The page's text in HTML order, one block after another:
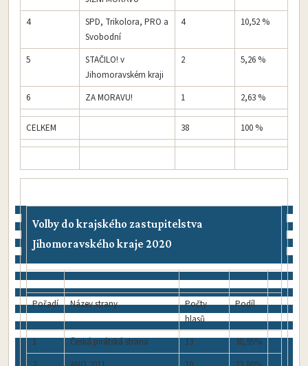
4
SPD, Trikolora, PRO a
Svobodní​
4 10,52 %
5
STAČILO! v
Jihomoravském kraji​
2 5,26 %
6 ZA MORAVU!​ 1 2,63 %
CELKEM 38 100 %
Volby do krajského zastupitelstva
Jihomoravského kraje 2020
Pořadí Název strany
Počty
hlasů
Podíl
1 Česká pirátská strana 13
30,95%